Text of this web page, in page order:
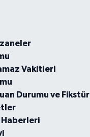
Vakitleri
Durumu ve Fikstür
Haberleri